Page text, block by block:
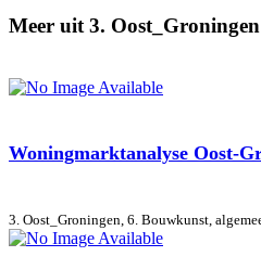
Meer uit 3. Oost_Groningen
Woningmarktanalyse Oost-
3. Oost_Groningen, 6. Bouwkunst,